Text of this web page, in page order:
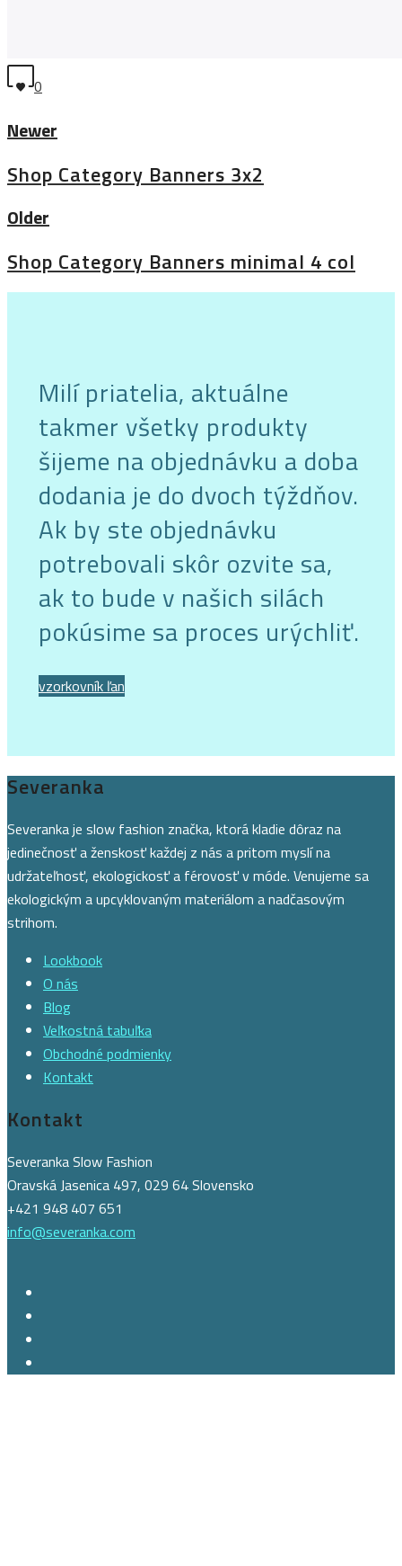
0
Newer
Shop Category Banners 3x2
Older
Shop Category Banners minimal 4 col
Milí priatelia, aktuálne
takmer všetky produkty
šijeme na objednávku a doba
dodania je do dvoch týždňov.
Ak by ste objednávku
potrebovali skôr ozvite sa,
ak to bude v našich silách
pokúsime sa proces urýchliť.
vzorkovník ľan
Severanka
Severanka je slow fashion značka, ktorá kladie dôraz na
jedinečnosť a ženskosť každej z nás a pritom myslí na
udržateľnosť, ekologickosť a férovosť v móde. Venujeme sa
ekologickým a upcyklovaným materiálom a nadčasovým
strihom.
Lookbook
O nás
Blog
Veľkostná tabuľka
Obchodné podmienky
Kontakt
Kontakt
Severanka Slow Fashion
Oravská Jasenica 497, 029 64 Slovensko
+421 948 407 651
info@severanka.com